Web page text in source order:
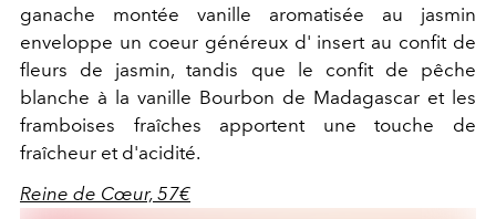
ganache montée vanille aromatisée au jasmin
enveloppe un coeur généreux d' insert au confit de
fleurs de jasmin, tandis que le confit de pêche
blanche à la vanille Bourbon de Madagascar et les
framboises fraîches apportent une touche de
fraîcheur et d'acidité.
Reine de Cœur, 57€